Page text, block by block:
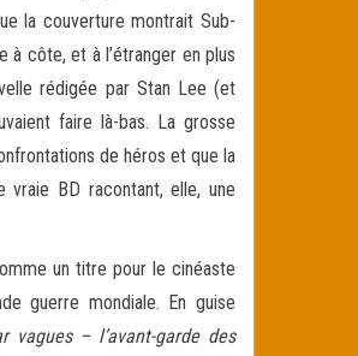
la couverture montrait Sub-
à côte, et à l’étranger en plus
rédigée par Stan Lee (et
faire là-bas. La grosse
de héros et que la
vraie BD racontant, elle, une
un titre pour le cinéaste
guerre mondiale. En guise
vagues – l’avant-garde des